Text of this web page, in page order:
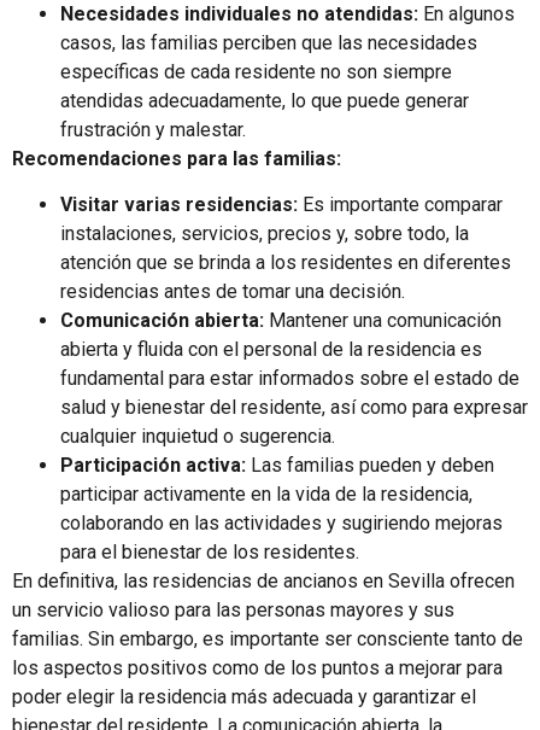
Necesidades individuales no atendidas: En algunos
casos, las familias perciben que las necesidades
específicas de cada residente no son siempre
atendidas adecuadamente, lo que puede generar
frustración y malestar.
Recomendaciones para las familias:
Visitar varias residencias: Es importante comparar
instalaciones, servicios, precios y, sobre todo, la
atención que se brinda a los residentes en diferentes
residencias antes de tomar una decisión.
Comunicación abierta: Mantener una comunicación
abierta y fluida con el personal de la residencia es
fundamental para estar informados sobre el estado de
salud y bienestar del residente, así como para expresar
cualquier inquietud o sugerencia.
Participación activa: Las familias pueden y deben
participar activamente en la vida de la residencia,
colaborando en las actividades y sugiriendo mejoras
para el bienestar de los residentes.
En definitiva, las residencias de ancianos en Sevilla ofrecen
un servicio valioso para las personas mayores y sus
familias. Sin embargo, es importante ser consciente tanto de
los aspectos positivos como de los puntos a mejorar para
poder elegir la residencia más adecuada y garantizar el